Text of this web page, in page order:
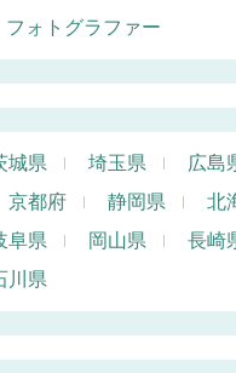
フォトグラファー
城県 埼玉県 広島
京都府 静岡県 北
阜県 岡山県 長崎
川県